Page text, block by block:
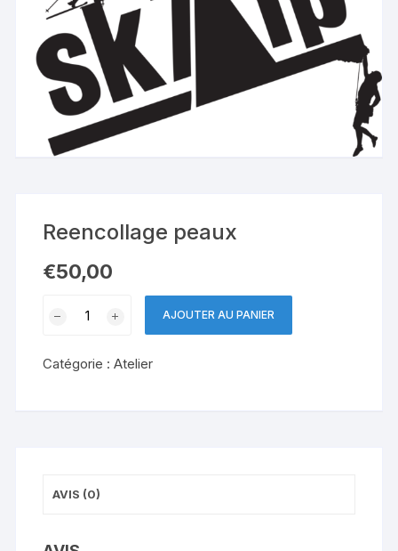
Reencollage peaux
€50,00
peaux
AJOUTER AU PANIER
Catégorie :Atelier
AVIS (0)